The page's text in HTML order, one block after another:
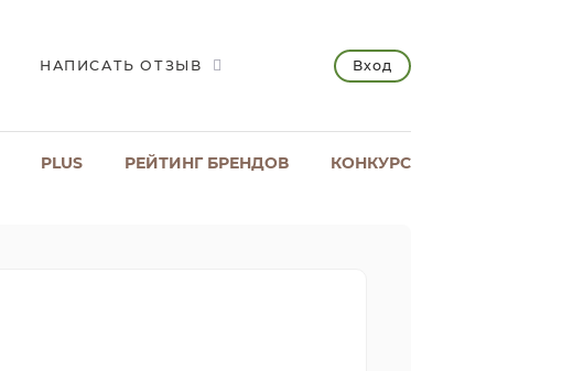
НАПИСАТЬ ОТЗЫВ Вход
PLUS РЕЙТИНГ БРЕНДОВ КОНКУРС